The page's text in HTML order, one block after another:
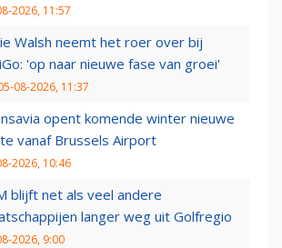
2026, 11:57
Walsh neemt het roer over bij
'op naar nieuwe fase van groei'
08-2026, 11:37
opent komende winter nieuwe
vanaf Brussels Airport
2026, 10:46
blijft net als veel andere
langer weg uit Golfregio
2026, 9:00